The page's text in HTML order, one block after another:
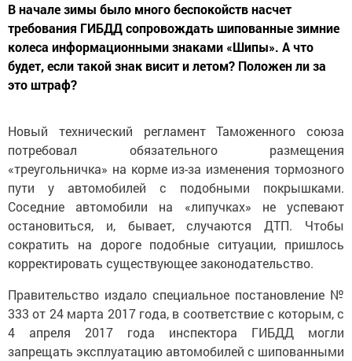
В начале зимы было много беспокойств насчет
требования ГИБДД сопровождать шипованные зимние
колеса информационными знаками «Шипы». А что
будет, если такой знак висит и летом? Положен ли за
это штраф?
Новый технический регламент Таможенного союза
потребовал обязательного размещения
«треугольничка» на корме из-за изменения тормозного
пути у автомобилей с подобными покрышками.
Соседние автомобили на «липучках» не успевают
остановиться, и, бывает, случаются ДТП. Чтобы
сократить на дороге подобные ситуации, пришлось
корректировать существующее законодательство.
Правительство издало специальное постановление №
333 от 24 марта 2017 года, в соответствие с которым, с
4 апреля 2017 года инспектора ГИБДД могли
запрещать эксплуатацию автомобилей с шипованными